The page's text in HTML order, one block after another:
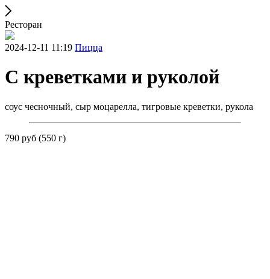
Ресторан
2024-12-11 11:19 Пицца
С креветками и руколой
соус чесночный, сыр моцарелла, тигровые креветки, рукола
790 руб (550 г)